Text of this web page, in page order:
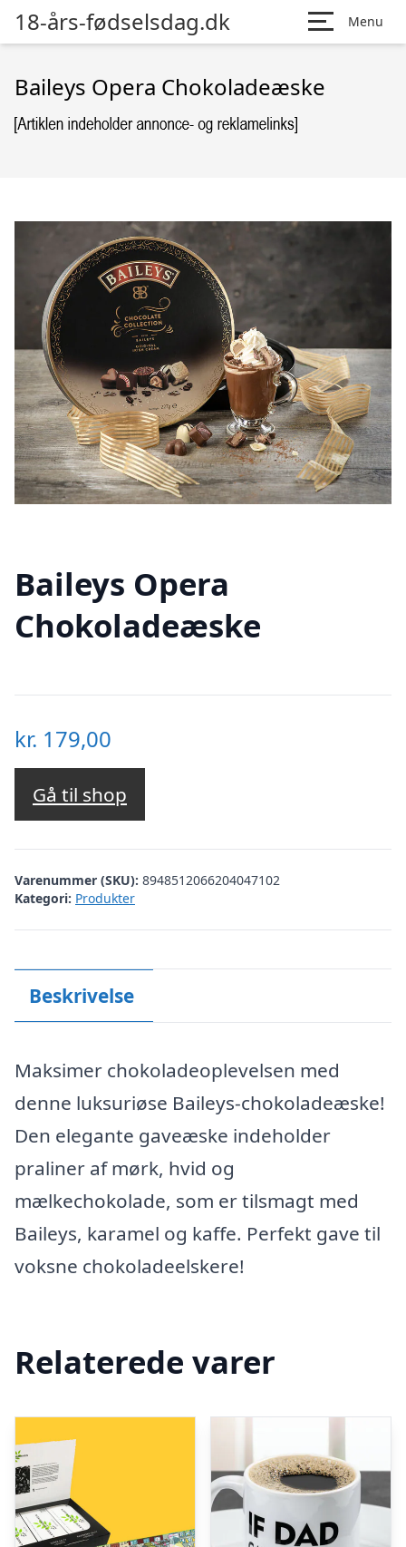
18-års-fødselsdag.dk Menu
Baileys Opera Chokoladeæske
Baileys Opera
Chokoladeæske
kr. 179,00
Gå til shop
Varenummer (SKU): 8948512066204047102
Kategori: Produkter
Beskrivelse
Maksimer chokoladeoplevelsen med
denne luksuriøse Baileys-chokoladeæske!
Den elegante gaveæske indeholder
praliner af mørk, hvid og
mælkechokolade, som er tilsmagt med
Baileys, karamel og kaffe. Perfekt gave til
voksne chokoladeelskere!
Relaterede varer